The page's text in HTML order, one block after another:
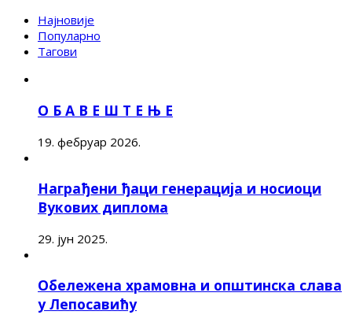
Најновије
Популарно
Тагови
О Б А В Е Ш Т Е Њ Е
19. фебруар 2026.
Награђени ђаци генерација и носиоци
Вукових диплома
29. јун 2025.
Обележена храмовна и општинска слава
у Лепосавићу